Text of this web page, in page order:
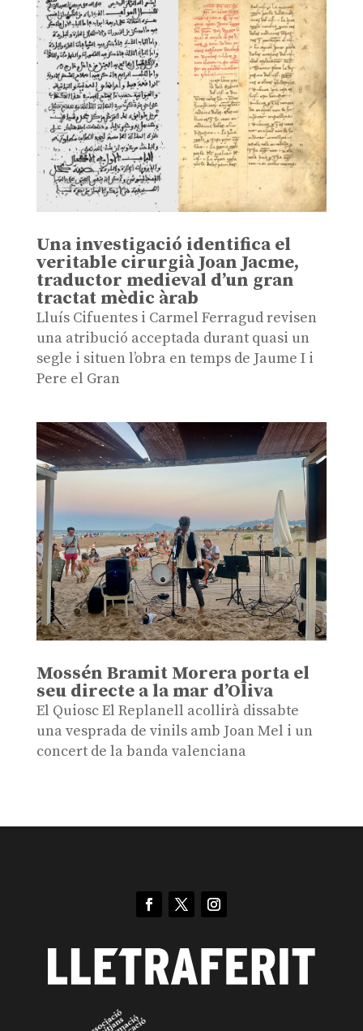
Una investigació identifica el
veritable cirurgià Joan Jacme,
traductor medieval d’un gran
tractat mèdic àrab
Lluís Cifuentes i Carmel Ferragud revisen
una atribució acceptada durant quasi un
segle i situen l’obra en temps de Jaume I i
Pere el Gran
Mossén Bramit Morera porta el
seu directe a la mar d’Oliva
El Quiosc El Replanell acollirà dissabte
una vesprada de vinils amb Joan Mel i un
concert de la banda valenciana